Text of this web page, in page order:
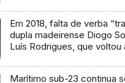
Em 2018, falta de verba
dupla madeirense Diogo
Luís Rodrigues, que voltou
R1
Marítimo sub-23 continua